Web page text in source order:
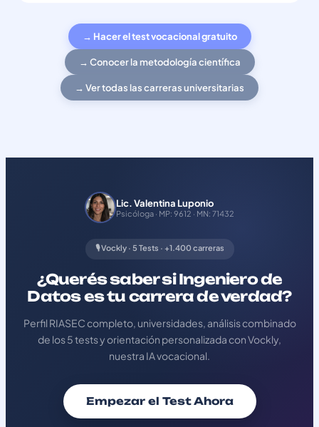
→ Hacer el test vocacional gratuito
→ Conocer la metodología científica
→ Ver todas las carreras universitarias
Lic. Valentina Luponio
Psicóloga · MP: 9612 · MN: 71432
🎙️ Vockly · 5 Tests · +1.400 carreras
¿Querés saber si Ingeniero de
Datos es tu carrera de verdad?
Perfil RIASEC completo, universidades, análisis combinado
de los 5 tests y orientación personalizada con Vockly,
nuestra IA vocacional.
Empezar el Test Ahora